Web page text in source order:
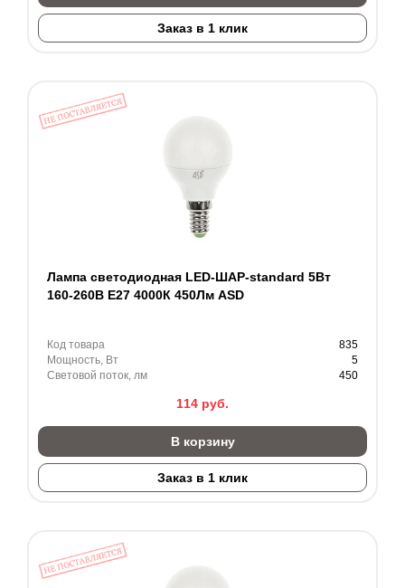
Заказ в 1 клик
Лампа светодиодная LED-ШАР-standard 5Вт
160-260В Е27 4000К 450Лм ASD
Код товара
835
Мощность, Вт
5
Световой поток, лм
450
114 руб.
В корзину
Заказ в 1 клик